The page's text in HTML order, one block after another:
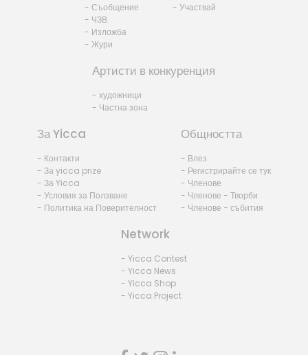
- Съобщение
- ЧЗВ
- Изложба
- Жури
- Участвай
Артисти в конкуренция
- художници
- Частна зона
За Yicca
- Контакти
- За yicca prize
- За Yicca
- Условия за Ползване
- Политика на Поверителност
Общността
- Влез
- Регистрирайте се тук
- Членове
- Членове - Творби
- Членове - събития
Network
- Yicca Contest
- Yicca News
- Yicca Shop
- Yicca Project